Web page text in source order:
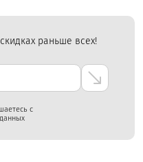
раньше всех!
с